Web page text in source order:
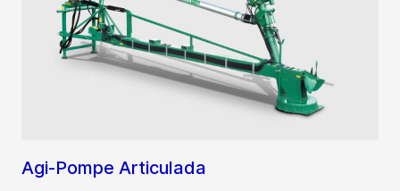
Agi-Pompe Articulada